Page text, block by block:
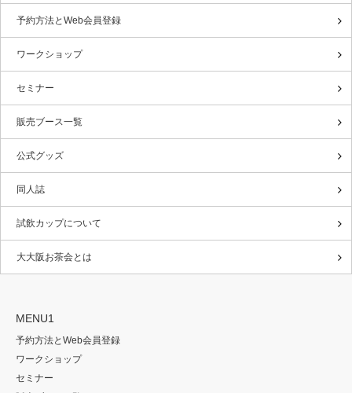
予約方法とWeb会員登録
ワークショップ
セミナー
販売ブース一覧
公式グッズ
同人誌
試飲カップについて
大大阪お茶会とは
MENU1
予約方法とWeb会員登録
ワークショップ
セミナー